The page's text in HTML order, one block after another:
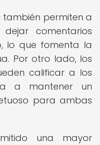
también permiten a
comentarios
lo que fomenta la
Por otro lado, los
calificar a los
a mantener un
para ambas
una mayor